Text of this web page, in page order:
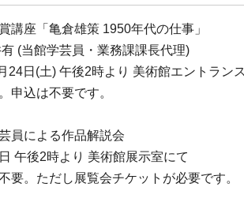
講座「亀倉雄策 1950年代の仕事」
(当館学芸員・業務課課長代理)
24日(土) 午後2時より 美術館エントラン
申込は不要です。
員による作品解説会
午後2時より 美術館展示室にて
要。ただし展覧会チケットが必要です。